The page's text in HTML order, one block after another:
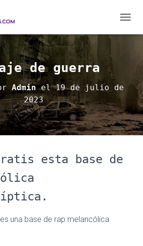
A
D
O
D
E
de guerra
Adminel19 de julio de
2023
esta base de
una base de rap melancólica